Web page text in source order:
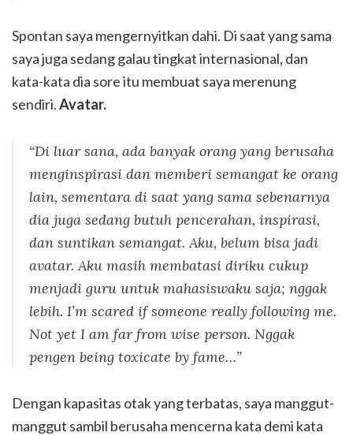
Spontan saya mengernyitkan dahi. Di saat yang sama
saya juga sedang galau tingkat internasional, dan
kata-kata dia sore itu membuat saya merenung
sendiri.Avatar.
“Di luar sana, ada banyak orang yang berusaha
menginspirasi dan memberi semangat ke orang
lain, sementara di saat yang sama sebenarnya
dia juga sedang butuh pencerahan, inspirasi,
dan suntikan semangat. Aku, belum bisa jadi
avatar. Aku masih membatasi diriku cukup
menjadi guru untuk mahasiswaku saja; nggak
lebih. I’m scared if someone really following me.
Not yet I am far from wise person. Nggak
pengen being toxicate by fame…”
Dengan kapasitas otak yang terbatas, saya manggut-
manggut sambil berusaha mencerna kata demi kata